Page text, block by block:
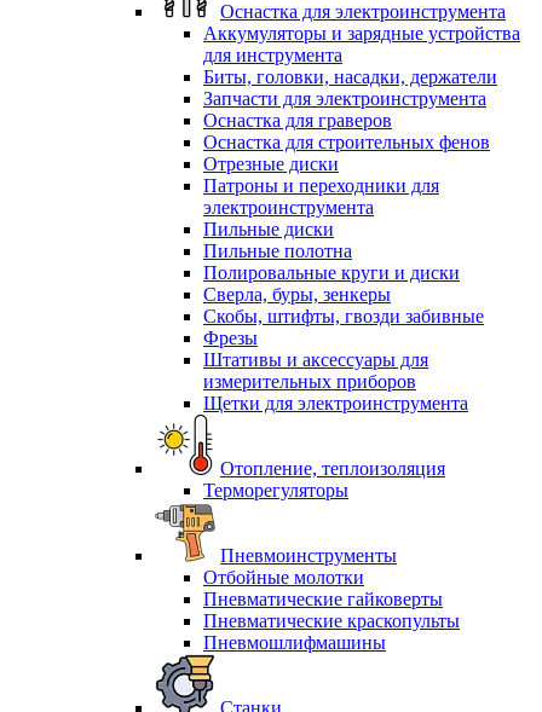
Оснастка для электроинструмента
Аккумуляторы и зарядные устройства
для инструмента
Биты, головки, насадки, держатели
Запчасти для электроинструмента
Оснастка для граверов
Оснастка для строительных фенов
Отрезные диски
Патроны и переходники для
электроинструмента
Пильные диски
Пильные полотна
Полировальные круги и диски
Сверла, буры, зенкеры
Скобы, штифты, гвозди забивные
Фрезы
Штативы и аксессуары для
измерительных приборов
Щетки для электроинструмента
Отопление, теплоизоляция
Терморегуляторы
Пневмоинструменты
Отбойные молотки
Пневматические гайковерты
Пневматические краскопульты
Пневмошлифмашины
Станки